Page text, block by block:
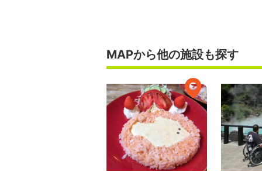
MAPから他の施設も探す